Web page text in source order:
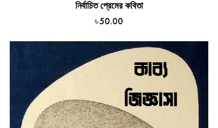
নির্বাচিত প্রেমের কবিতা
৳50.00